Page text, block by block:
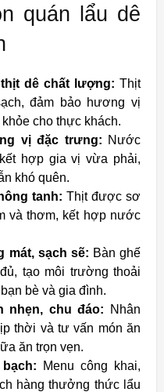
quán lẩu dê
dê chất lượng: Thịt
đảm bảo hương vị
cho thực khách.
vị đặc trưng: Nước
hợp gia vị vừa phải,
khó quên.
tanh: Thịt được sơ
và thơm, kết hợp nước
mát, sạch sẽ: Bàn ghế
tạo môi trường thoải
bè và gia đình.
nhẹn, chu đáo: Nhân
thời và tư vấn món ăn
ăn trọn vẹn.
Menu công khai,
hàng thưởng thức lẩu